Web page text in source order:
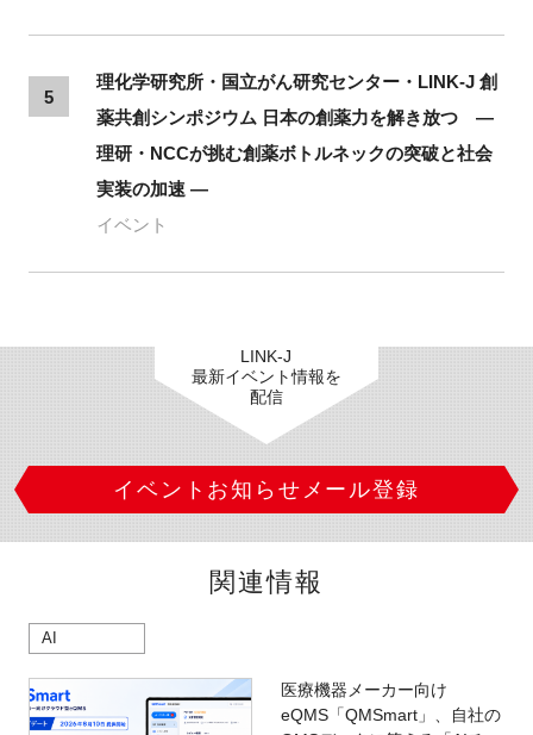
5
理化学研究所・国立がん研究センター・LINK-J 創
薬共創シンポジウム 日本の創薬力を解き放つ ―
理研・NCCが挑む創薬ボトルネックの突破と社会
実装の加速 ―
イベント
LINK-J
最新イベント情報を
配信
イベントお知らせメール登録
関連情報
AI
医療機器メーカー向け
eQMS「QMSmart」、自社の